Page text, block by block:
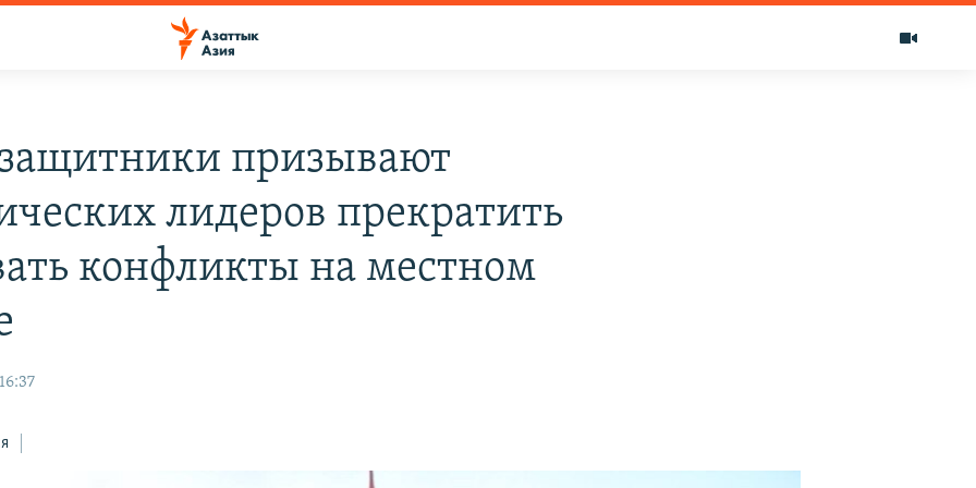
призывают
лидеров прекратить
конфликты на местном